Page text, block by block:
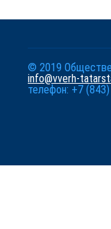
© 2019
info@vverh-
телефон: +7